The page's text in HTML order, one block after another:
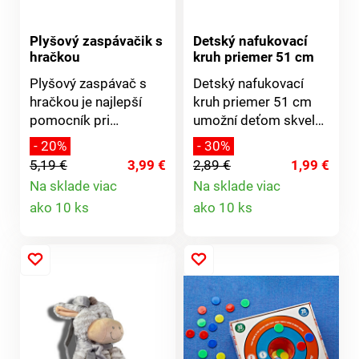
Plyšový zaspávačik s
hračkou
Plyšový zaspávač s
hračkou je najlepší
pomocník pri
zaspávaní našich
najmenších. Je mäkký
a hebký, aby
zaspávanie s ním bolo
čo najpríjemnejšie.
opatrená prísavkou
pre ľahké zavesenie.
pripevnený suchým
zipsom k hračke pre
jednoduché oddelenie.
- 20%
5,19 €
3,99 €
Na sklade viac
ako 10 ks
Detský nafukovací
kruh priemer 51 cm
Detský nafukovací
kruh priemer 51 cm
umožní deťom skvelú
vodnú
zábavu.Materiál: vinyl.
Priemer: 51
cm.Nafukovací
kruhPriemer 51
- 30%
2,89 €
1,99 €
Na sklade viac
ako 10 ks